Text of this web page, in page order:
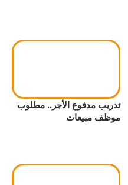
تدريب مدفوع الأجر.. مطلوب
موظف مبيعات